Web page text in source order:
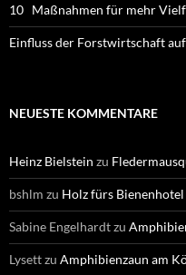
10 Maßnahmen für mehr
Einfluss der Forstwirtschaft
NEUESTE KOMMENTARE
Heinz Bielstein zu
bshlm zu Holz fürs
Sabine Engelhardtzu
Lysettzu Amphibienzaun am